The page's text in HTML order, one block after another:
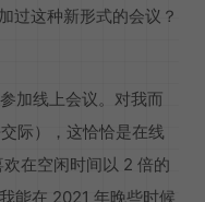
过这种新形式的会议？
加线上会议。对我而
际），这恰恰是在线
在空闲时间以 2 倍的
能在 2021 年晚些时候